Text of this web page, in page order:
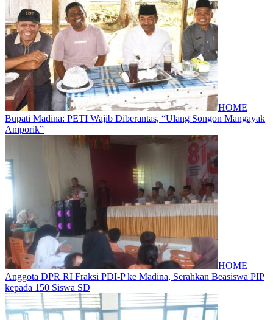
HOME
Bupati Madina: PETI Wajib Diberantas, “Ulang Songon Mangayak
Amporik”
HOME
Anggota DPR RI Fraksi PDI-P ke Madina, Serahkan Beasiswa PIP
kepada 150 Siswa SD